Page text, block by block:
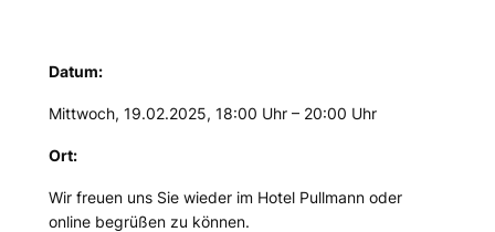
Datum:
Mittwoch, 19.02.2025, 18:00 Uhr – 20:00 Uhr
Ort:
Wir freuen uns Sie wieder im Hotel Pullmann oder
online begrüßen zu können.